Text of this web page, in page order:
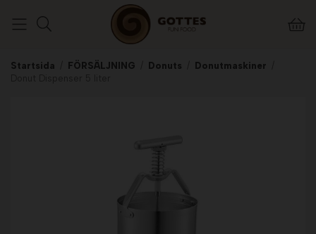
Startsida FÖRSÄLJNING Donuts Donutmaskiner